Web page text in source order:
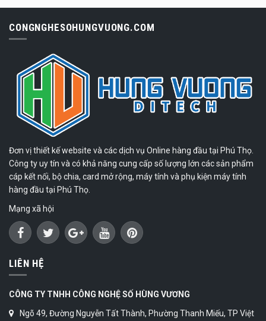
CONGNGHESOHUNGVUONG.COM
Đơn vị thiết kế website và các dịch vụ Online hàng đầu tại Phú Thọ.
Công ty uy tín và có khả năng cung cấp số lượng lớn các sản phẩm
cáp kết nối, bộ chia, card mở rộng, máy tính và phụ kiện máy tính
hàng đầu tại Phú Thọ.
Mạng xã hội
LIÊN HỆ
CÔNG TY TNHH CÔNG NGHỆ SỐ HÙNG VƯƠNG
Ngõ 49, Đường Nguyễn Tất Thành, Phường Thanh Miếu, TP Việt